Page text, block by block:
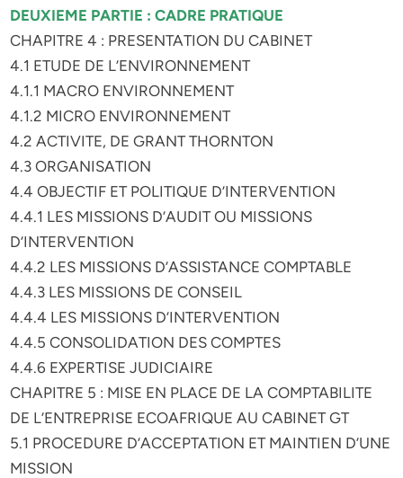
DEUXIEME PARTIE : CADRE PRATIQUE
CHAPITRE 4 : PRESENTATION DU CABINET
4.1 ETUDE DE L’ENVIRONNEMENT
4.1.1 MACRO ENVIRONNEMENT
4.1.2 MICRO ENVIRONNEMENT
4.2 ACTIVITE, DE GRANT THORNTON
4.3 ORGANISATION
4.4 OBJECTIF ET POLITIQUE D’INTERVENTION
4.4.1 LES MISSIONS D’AUDIT OU MISSIONS
D’INTERVENTION
4.4.2 LES MISSIONS D’ASSISTANCE COMPTABLE
4.4.3 LES MISSIONS DE CONSEIL
4.4.4 LES MISSIONS D’INTERVENTION
4.4.5 CONSOLIDATION DES COMPTES
4.4.6 EXPERTISE JUDICIAIRE
CHAPITRE 5 : MISE EN PLACE DE LA COMPTABILITE
DE L’ENTREPRISE ECOAFRIQUE AU CABINET GT
5.1 PROCEDURE D’ACCEPTATION ET MAINTIEN D’UNE
MISSION